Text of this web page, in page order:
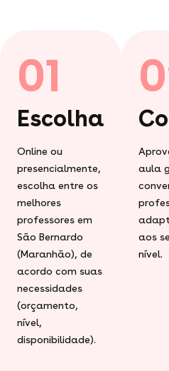
01
Escolha
Online ou
presencialmente,
escolha entre os
melhores
professores em
São Bernardo
(Maranhão), de
acordo com suas
necessidades
(orçamento,
nível,
disponibilidade).
aula
aos
nível.